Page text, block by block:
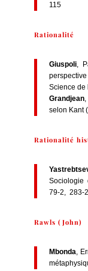
115
Rationalité
Giuspoli,
Science de
Grandjean,
selon Kant
Rationalité
Sociologie
79-2, 283-
Rawls (John)
Mbonda,